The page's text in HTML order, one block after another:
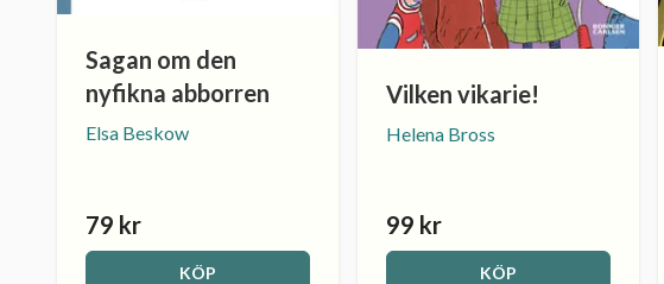
Sagan om den
nyfikna abborren
Elsa Beskow
79 kr
KÖP
Vilken vikarie!
Helena Bross
99 kr
KÖP